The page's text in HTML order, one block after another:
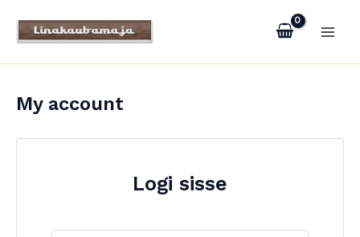
content
My account
Logi sisse